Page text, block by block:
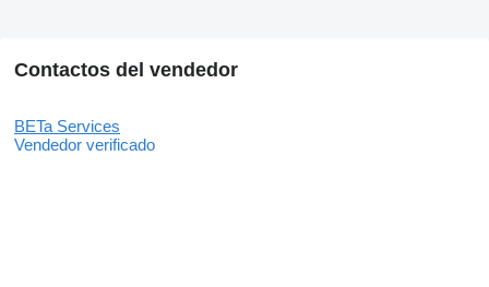
Contactos del vendedor
BETa Services
Vendedor verificado